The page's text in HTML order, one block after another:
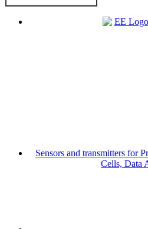
Sensors and transmitters for
Cells, Data